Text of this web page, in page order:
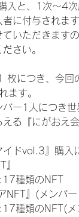
入と、1次〜4
に付与されま
いただきます
さい。
につき、今回
ます。
ー1人につき
る『にがおえ
ドvol.3』購入
』
種類のNFT
NFT』(メンバ
種類のNFT(メ